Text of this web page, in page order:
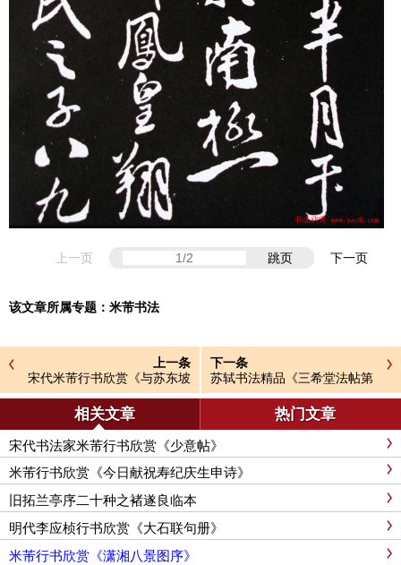
上一页 跳页 下一页
该文章所属专题： 米芾书法
上一条
宋代米芾行书欣赏《与苏东坡
对书》
下一条
苏轼书法精品《三希堂法帖第
十二册》
相关文章 热门文章
宋代书法家米芾行书欣赏《少意帖》
米芾行书欣赏《今日献祝寿纪庆生申诗》
旧拓兰亭序二十种之褚遂良临本
明代李应桢行书欣赏《大石联句册》
米芾行书欣赏《潇湘八景图序》